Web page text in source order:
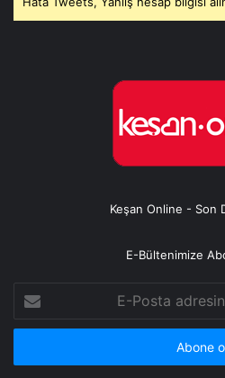
Keşan Online - Son
E-Bültenimize
Posta
adresinizi